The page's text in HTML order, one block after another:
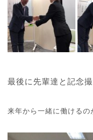
最後に先輩達と記念
来年から一緒に働けるの